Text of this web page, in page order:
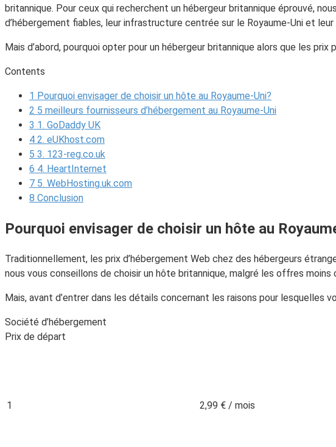
britannique. Pour ceux qui recherchent un hébergeur britannique éprouvé,
d’hébergement fiables, leur infrastructure centrée sur le Royaume-Uni et leur
Mais d’abord, pourquoi opter pour un hébergeur britannique alors que les
Contents
1 Pourquoi envisager de choisir un hôte au Royaume-Uni?
2 5 meilleurs fournisseurs d’hébergement au Royaume-Uni
3 1. GoDaddy UK
4 2. eUKhost.com
5 3. 123-reg.co.uk
6 4. HeartInternet
7 5. WebHosting.uk.com
8 Conclusion
Pourquoi envisager de choisir un hôte au
Traditionnellement, les prix d’hébergement Web chez des hébergeurs
nous vous conseillons de choisir un hôte britannique, malgré les offres
Mais, avant d’entrer dans les détails concernant les raisons pour lesquelles
Société d’hébergement
Prix ​​de départ
1 2,99 € / mois